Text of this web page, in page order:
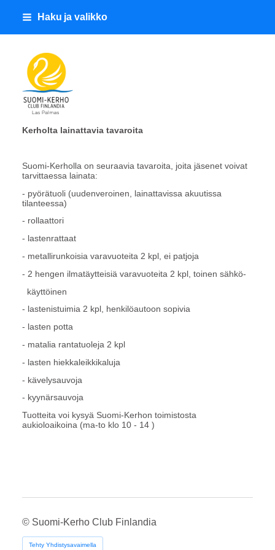
sivun
Haku ja valikko
Suomi-Kerho Club Finlandia
Kerholta lainattavia tavaroita
Suomi-Kerholla on seuraavia tavaroita, joita jäsenet voivat
tarvittaessa lainata:
- pyörätuoli (uudenveroinen, lainattavissa akuutissa
tilanteessa)
- rollaattori
- lastenrattaat
- metallirunkoisia varavuoteita 2 kpl, ei patjoja
- 2 hengen ilmatäytteisiä varavuoteita 2 kpl, toinen sähkö-
käyttöinen
- lastenistuimia 2 kpl, henkilöautoon sopivia
- lasten potta
- matalia rantatuoleja 2 kpl
- lasten hiekkaleikkikaluja
- kävelysauvoja
- kyynärsauvoja
Tuotteita voi kysyä Suomi-Kerhon toimistosta
aukioloaikoina (ma-to klo 10 - 14 )
© Suomi-Kerho Club Finlandia
Tehty Yhdistysavaimella